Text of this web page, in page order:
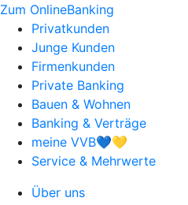
Zum OnlineBanking
Privatkunden
Junge Kunden
Firmenkunden
Private Banking
Bauen & Wohnen
Banking & Verträge
meine VVB💙💛
Service & Mehrwerte
Über uns